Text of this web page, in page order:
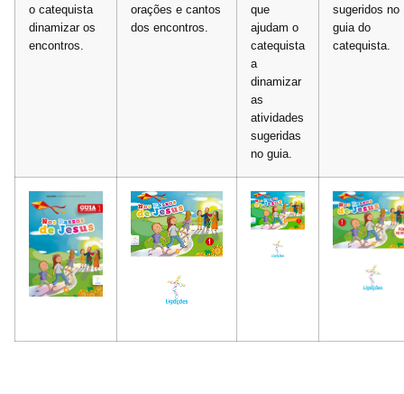
o catequista
dinamizar os
encontros.
orações e cantos
dos encontros.
que
ajudam o
catequista
a
dinamizar
as
atividades
sugeridas
no guia.
sugeridos no
guia do
catequista.